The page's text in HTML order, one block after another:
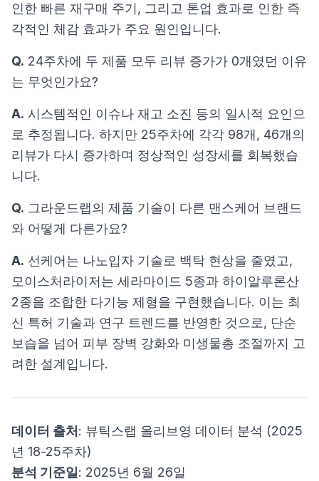
인한 빠른 재구매 주기, 그리고 톤업 효과로 인한 즉
각적인 체감 효과가 주요 원인입니다.
Q. 24주차에 두 제품 모두 리뷰 증가가 0개였던 이유
는 무엇인가요?
A. 시스템적인 이슈나 재고 소진 등의 일시적 요인으
로 추정됩니다. 하지만 25주차에 각각 98개, 46개의
리뷰가 다시 증가하며 정상적인 성장세를 회복했습
니다.
Q. 그라운드랩의 제품 기술이 다른 맨스케어 브랜드
와 어떻게 다른가요?
A. 선케어는 나노입자 기술로 백탁 현상을 줄였고,
모이스처라이저는 세라마이드 5종과 하이알루론산
2종을 조합한 다기능 제형을 구현했습니다. 이는 최
신 특허 기술과 연구 트렌드를 반영한 것으로, 단순
보습을 넘어 피부 장벽 강화와 미생물총 조절까지 고
려한 설계입니다.
데이터 출처 : 뷰틱스랩 올리브영 데이터 분석 (2025
년 18-25주차)
분석 기준일 : 2025년 6월 26일